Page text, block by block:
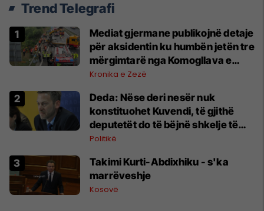
Trend Telegrafi
Mediat gjermane publikojnë detaje
për aksidentin ku humbën jetën tre
mërgimtarë nga Komogllava e
Ferizajt
Kronika e Zezë
Deda: Nëse deri nesër nuk
konstituohet Kuvendi, të gjithë
deputetët do të bëjnë shkelje të
rëndë kushtetuese
Politikë
Takimi Kurti-Abdixhiku - s'ka
marrëveshje
Kosovë